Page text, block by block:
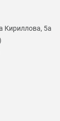
Кириллова, 5а